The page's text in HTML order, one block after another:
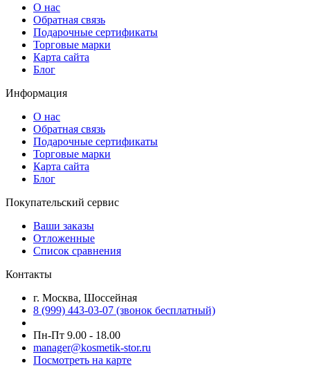
О нас
Обратная связь
Подарочные сертификаты
Торговые марки
Карта сайта
Блог
Информация
О нас
Обратная связь
Подарочные сертификаты
Торговые марки
Карта сайта
Блог
Покупательский сервис
Ваши заказы
Отложенные
Список сравнения
Контакты
г. Москва, Шоссейная
8 (999) 443-03-07 (звонок бесплатный)
Пн-Пт 9.00 - 18.00
manager@kosmetik-stor.ru
Посмотреть на карте